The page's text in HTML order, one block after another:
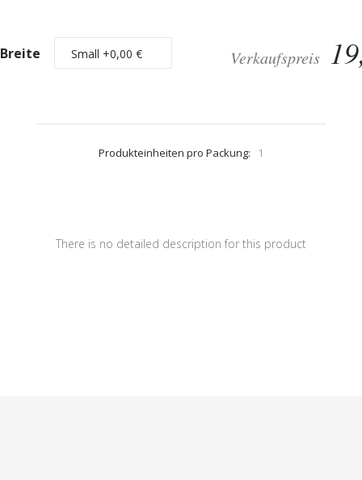
Breite Verkaufspreis
Produkteinheiten pro Packung: 1
There is no detailed description for this product